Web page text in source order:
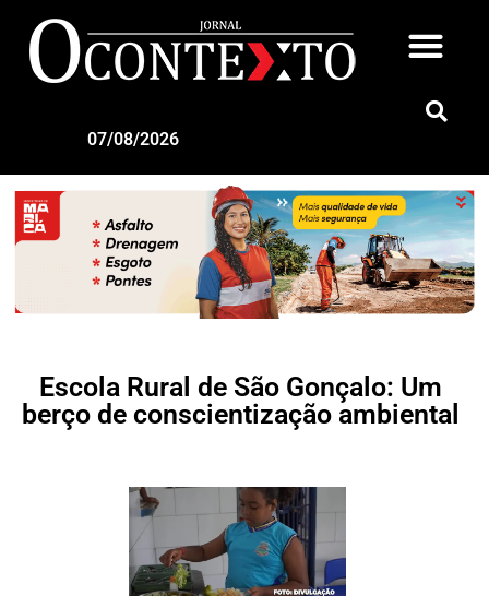
07/08/2026
Escola Rural de São Gonçalo: Um
berço de conscientização ambiental